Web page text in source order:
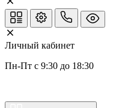
Личный кабинет
Пн-Пт с 9:30 до 18:30